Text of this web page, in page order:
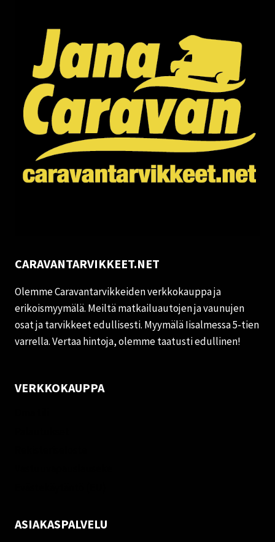
CARAVANTARVIKKEET.NET
Olemme Caravantarvikkeiden verkkokauppa ja
erikoismyymälä. Meiltä matkailuautojen ja vaunujen
osat ja tarvikkeet edullisesti. Myymälä Iisalmessa 5-tien
varrella. Vertaa hintoja, olemme taatusti edullinen!
VERKKOKAUPPA
ASIAKASPALVELU